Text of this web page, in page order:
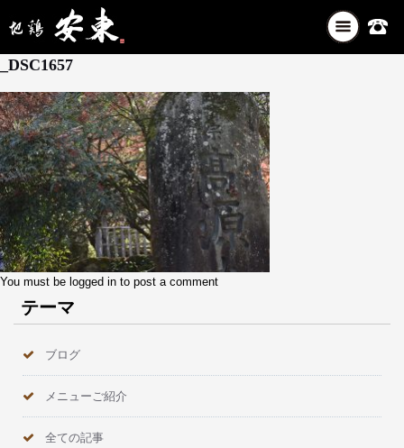
ナ
ビ
11月 29, 2025
_DSC1657
You must be logged in to post a comment
テーマ
ブログ
メニューご紹介
全ての記事